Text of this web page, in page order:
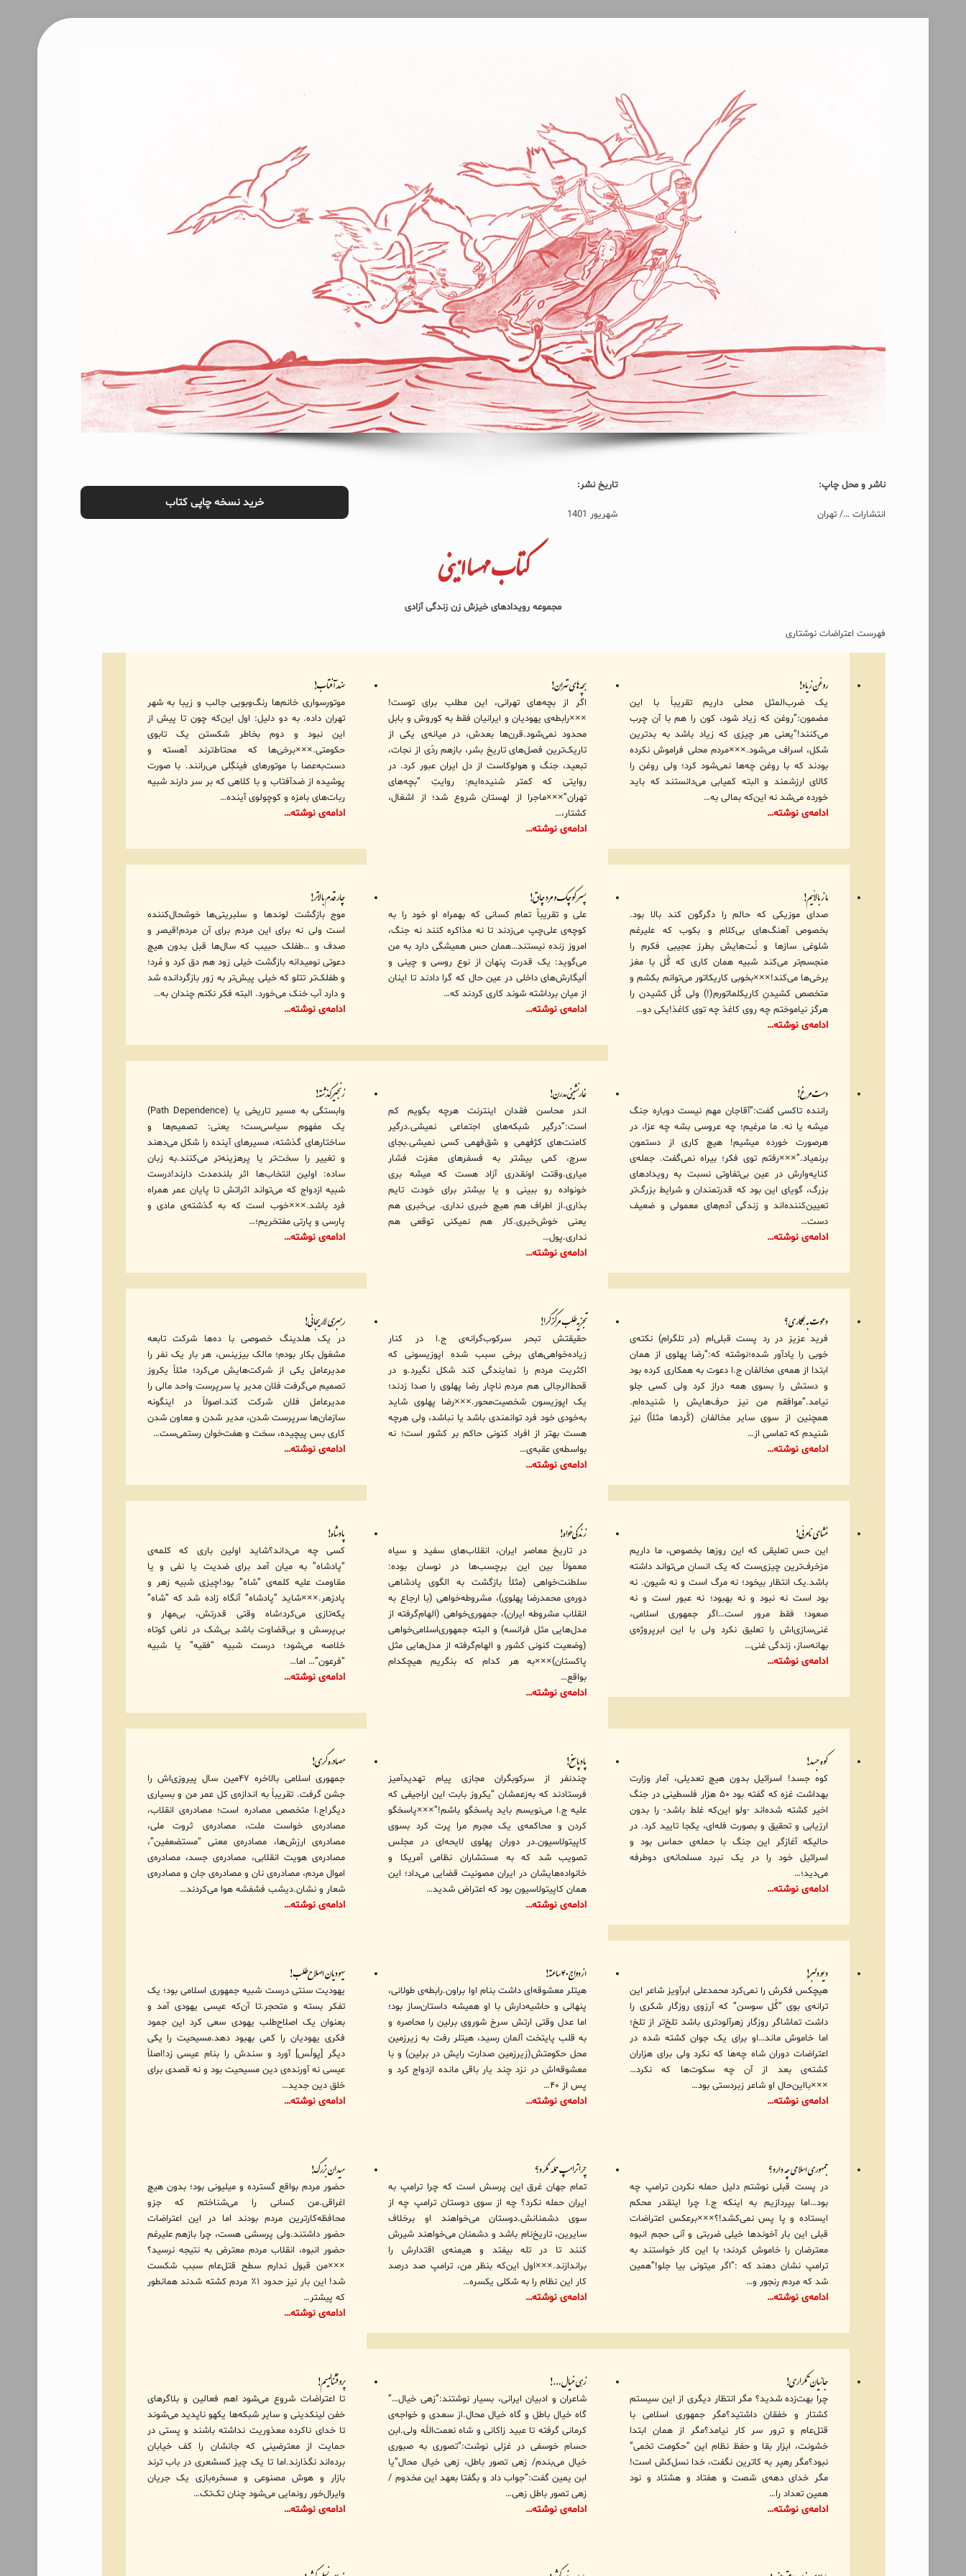
ناشر و محل چاپ:
انتشارات …/ تهران
تاریخ نشر:
شهریور 1401
خرید نسخه چاپی کتاب
کتاب مهسا امینی
مجموعه رویدادهای خیزش زن زندگی آزادی
فهرست اعتراضات نوشتاری
روغنِ زیاد!
یک ضرب‌المثل محلی داریم تقریباً با این
مضمون:”روغن که زیاد شود، کون را هم با آن چرب
می‌کنند!”یعنی هر چیزی که زیاد باشد به بدترین
شکل، اسراف می‌شود.×××مردم محلی فراموش نکرده
بودند که با روغن چه‌ها نمی‌شود کرد؛ ولی روغن را
کالای ارزشمند و البته کمیابی می‌دانستند که باید
خورده می‌شد نه این‌که بمالی به…
ادامه‌ی نوشته…
بچه‌های تهران!
اگر از بچه‌های تهرانی، این مطلب برای توست!
×××رابطه‌ی یهودیان و ایرانیان فقط به کوروش و بابل
محدود نمی‌شود.قرن‌ها بعدش، در میانه‌ی یکی از
تاریک‌ترین فصل‌های تاریخ بشر، بازهم ردّی از نجات،
تبعید، جنگ و هولوکاست از دل ایران عبور کرد. در
روایتی که کمتر شنیده‌ایم: روایتِ “بچه‌های
تهران”×××ماجرا از لهستان شروع شد؛ از اشغال،
کشتار،…
ادامه‌ی نوشته…
ضدِ آفتاب!
موتورسواری خانم‌ها رنگ‌وبویی جالب و زیبا به شهر
تهران داده. به دو دلیل: اول این‌که چون تا پیش از
این نبود و دوم بخاطر شکستن یک تابوی
حکومتی.×××برخی‌ها که محتاط‌ترند آهسته و
دست‌به‌عصا با موتورهای فینگِلی می‌رانند. با صورت
پوشیده از ضدآفتاب و با کلاهی که بر سر دارند شبیه
ربات‌های بامزه و کوچولوی آینده…
ادامه‌ی نوشته…
ما ز بالائیم!
صدای موزیکی که حالم را دگرگون کند بالا بود.
بخصوص آهنگ‌های بی‌کلام و بکوب که علیرغم
شلوغی سازها و نُت‌هایش بطرز عجیبی فکرم را
منجسم‌تر می‌کند شبیه همان کاری که گُل با مغز
برخی‌ها می‌کند!×××بخوبی کاریکاتور می‌توانم بکشم و
متخصص کشیدنِ کاریکلماتورم(!) ولی گُل کشیدن را
هرگز نیاموختم چه روی کاغذ چه توی کاغذ!یکی دو…
ادامه‌ی نوشته…
پسر کوچک و مرد چاق!
علی و تقریباً تمام کسانی که بهمراه او خود را به
کوچه‌ی علی‌چپ می‌زدند تا نه مذاکره کنند نه جنگ،
امروز زنده نیستند…همان حس همیشگی دارد به من
می‌گوید: یک قدرت پنهان از نوع روسی و چینی و
اُلیگارش‌های داخلی در عین حال که گرا دادند تا اینان
از میان برداشته شوند کاری کردند که…
ادامه‌ی نوشته…
چار قدم بالاتر!
موج بازگشت لوندها و سلبریتی‌ها خوشحال‌کننده
است ولی نه برای این مردم برای آن مردم!قیصر و
صدف و …طفلک حبیب که سال‌ها قبل بدون هیچ
دعوتی نومیدانه بازگشت خیلی زود هم دق کرد و مُرد؛
و طفلک‌تر تتلو که خیلی پیش‌تر به زور بازگردانده شد
و دارد آب خنک می‌خورد. البته فکر نکنم چندان به…
ادامه‌ی نوشته…
دستِ مرغ!
راننده تاکسی گفت:”آقاجان مهم نیست دوباره جنگ
میشه یا نه. ما مرغیم؛ چه عروسی بشه چه عزا، در
هرصورت خورده میشیم! هیچ کاری از دستمون
برنمیاد.”×××رفتم توی فکر؛ بیراه نمی‌گفت. جمله‌ی
کنایه‌وارش در عین بی‌تفاوتی نسبت به رویدادهای
بزرگ، گویای این بود که قدرتمندان و شرایط بزرگ‌تر
تعیین‌کننده‌اند و زندگی آدم‌های معمولی و ضعیف
دست…
ادامه‌ی نوشته…
غارنشینی مدرن!
اندر محاسن فقدان اینترنت هرچه بگویم کم
است:“درگیر شبکه‌های اجتماعی نمیشی.درگیر
کامنت‌های کژفهمی و شق‌فهمی کسی نمیشی.بجای
سرچ، کمی بیشتر به فسفرهای مغزت فشار
میاری.وقتت اونقدری آزاد هست که میشه بری
خونواده رو ببینی و یا بیشتر برای خودت تایم
بذاری.از اطراف هم هیچ خبری نداری. بی‌خبری هم
یعنی خوش‌خبری.کار هم نمیکنی توقعی هم
نداری.پول…
ادامه‌ی نوشته…
زنجیر گذشته!
وابستگی به مسیر تاریخی یا (Path Dependence)
یک مفهوم سیاسی‌ست؛ یعنی: تصمیم‌ها و
ساختارهای گذشته، مسیرهای آینده را شکل می‌دهند
و تغییر را سخت‌تر یا پرهزینه‌تر می‌کنند‍.به زبان
ساده: اولین انتخاب‌ها اثر بلندمدت دارند!درست
شبیه ازدواج که می‌تواند اثراتش تا پایان عمر همراه
فرد باشد.×××خوب است که به گذشته‌ی مادی و
پارسی و پارتی مفتخریم؛…
ادامه‌ی نوشته…
دعوت به همکاری؟
فرید عزیز در رد پست قبلی‌ام (در تلگرام) نکته‌ی
خوبی را یادآور شده؛نوشته که:”رضا پهلوی از همان
ابتدا از همه‌ی مخالفان ج.ا دعوت به همکاری کرده بود
و دستش را بسوی همه دراز کرد ولی کسی جلو
نیامد.”موافقم من نیز حرف‌هایش را شنیده‌ام.
همچنین از سوی سایر مخالفان (کُردها مثلاً) نیز
شنیدم که تماسی از…
ادامه‌ی نوشته…
تجزیه‌طلب مرکزگرا!
حقیقتش تبحر سرکوب‌گرانه‌ی ج.ا در کنار
زیاده‌خواهی‌های برخی سبب شده اپوزیسونی که
اکثریت مردم را نمایندگی کند شکل نگیرد.و در
قحط‌الرجالی هم مردم ناچار رضا پهلوی را صدا زدند؛
یک اپوزیسون شخصیت‌محور.×××رضا پهلوی شاید
به‌خودی خود فرد توانمندی باشد یا نباشد، ولی هرچه
هست بهتر از افراد کنونی حاکم بر کشور است؛ نه
بواسطه‌ی عقبه‌ی…
ادامه‌ی نوشته…
رهبری لاریجانی!
در یک هلدینگ خصوصی با ده‌ها شرکت تابعه
مشغول بکار بودم؛ مالک بیزینس، هر بار یک نفر را
مدیرعامل یکی از شرکت‌هایش می‌کرد؛ مثلاً یکروز
تصمیم می‌گرفت فلان مدیر یا سرپرست واحد مالی را
مدیرعامل فلان شرکت کند.اصولاً در اینگونه
سازمان‌ها سرپرست شدن، مدیر شدن و معاون شدن
کاری بس پیچیده، سخت و هفت‌خوان رستمی‌ست…
ادامه‌ی نوشته…
غشای نامرئی!
این حس تعلیقی که این روزها بخصوص، ما داریم
مزخرف‌ترین چیزی‌ست که یک انسان می‌تواند داشته
باشد.یک انتظار بیخود؛ نه مرگ است و نه شیون. نه
بود است نه نبود و نه بهبود؛ نه عبور است و نه
صعود؛ فقط مرور است…اگر جمهوری اسلامی،
غنی‌سازی‌اش را تعلیق نکرد ولی با این ابرپروژه‌ی
بهانه‌ساز، زندگی غنی…
ادامه‌ی نوشته…
زندگی‌خواه!
در تاریخ معاصر ایران، انقلاب‌های سفید و سیاه
معمولاً بین این برچسب‌ها در نوسان بوده:
سلطنت‌خواهی (مثلاً بازگشت به الگوی پادشاهی
دوره‌ی محمدرضا پهلوی)، مشروطه‌خواهی (با ارجاع به
انقلاب مشروطه ایران)، جمهوری‌خواهی (الهام‌گرفته از
مدل‌هایی مثل فرانسه) و البته جمهوری‌اسلامی‌خواهی
(وضعیت کنونی کشور و الهام‌گرفته از مدل‌هایی مثل
پاکستان)×××به هر کدام که بنگریم هیچکدام
بواقع…
ادامه‌ی نوشته…
پادشاه!
کسی چه می‌داند؟شاید اولین باری که کلمه‌ی
“پادشاه” به میان آمد برای ضدیت یا نفی و یا
مقاومت علیه کلمه‌ی “شاه” بود!چیزی شبیه زهر و
پادزهر.×××شاید “پادشاه” آنگاه زاده شد که “شاه”
یکه‌تازی می‌کرد؛شاه وقتی قدرتش، بی‌مهار و
بی‌پرسش و بی‌قضاوت باشد بی‌شک در نامی کوتاه
خلاصه می‌شود؛ درست شبیه “فقیه” یا شبیه
“فرعون”… اما…
ادامه‌ی نوشته…
کوه جسد!
کوه جسد! اسرائیل بدون هیچ تعدیلی، آمار وزارت
بهداشت غزه که گفته بود ۵۰ هزار فلسطینی در جنگ
اخیر کشته شده‌اند -ولو این‌که غلط باشد- را بدون
ارزیابی و تحقیق و بصورت فله‌ای، یکجا تایید کرد. در
حالیکه آغازگر این جنگ با حمله‌ی حماس بود و
اسرائیل خود را در یک نبرد مسلحانه‌ی دوطرفه
می‌دید؛…
ادامه‌ی نوشته…
پادپاسخ!
چندنفر از سرکوبگران مجازی پیام تهدیدآمیز
فرستادند که به‌زعمشان “یکروز بابت این اراجیفی که
علیه ج.ا می‌نویسم باید پاسخگو باشم!”×××پاسخگو
کردن و محاکمه‌ی یک مجرم مرا پرت کرد بسوی
کاپیتولاسیون.در دوران پهلوی لایحه‌ای در مجلس
تصویب شد که به مستشاران نظامی آمریکا و
خانواده‌هایشان در ایران مصونیت قضایی می‌داد؛ این
همان کاپیتولاسیون بود که اعتراض شدید…
ادامه‌ی نوشته…
مصادره‌گری!
جمهوری اسلامی بالاخره ۴۷مین سال پیروزی‌اش را
جشن گرفت. تقریباً به اندازه‌ی کل عمر من و بسیاری
دیگر!ج.ا متخصص مصادره است؛ مصادره‌ی انقلاب،
مصادره‌ی خواست ملت، مصادره‌ی ثروت ملی،
مصادره‌ی ارزش‌ها، مصادره‌ی معنی “مستضعفین”،
مصادره‌ی هویت انقلابی، مصادره‌ی جسد، مصادره‌ی
اموال مردم، مصادره‌ی نان و مصادره‌ی جان و مصادره‌ی
شعار و نشان.دیشب فشفشه هوا می‌کردند…
ادامه‌ی نوشته…
دیوِ دلبر!
هیچکس فکرش را نمی‌کرد محمدعلی ابرآویز شاعر این
ترانه‌ی بوی “گُل سوسن” که آرزوی روزگار شکری را
داشت تماشاگر روزگار زهرآلودتری باشد تلخ‌تر از تلخ؛
اما خاموش ماند…او برای یک جوان کشته شده در
اعتراضات دوران شاه چه‌ها که نکرد ولی برای هزاران
کشته‌ی بعد از آن چه سکوت‌ها که نکرد…
×××بااین‌حال او شاعر زبردستی بود…
ادامه‌ی نوشته…
ازدواج ۴۰ ساعته!
هیتلر معشوقه‌ای داشت بنام اوا براون.رابطه‌ی طولانی،
پنهانی و حاشیه‌دارش با او همیشه داستان‌ساز بود؛
اما عدل وقتی ارتش سرخ شوروی برلین را محاصره و
به قلب پایتخت آلمان رسید، هیتلر رفت به زیرزمین
محل حکومتش(زیرزمین صدارت رایش در برلین) و با
معشوقه‌اش در نزد چند یار باقی مانده ازدواج کرد و
پس از ۴۰…
ادامه‌ی نوشته…
یهودیان اصلاح‌طلب!
یهودیت سنتی درست شبیه جمهوری اسلامی بود؛ یک
تفکر بسته و متحجر.تا آن‌که عیسی یهودی آمد و
بعنوان یک اصلاح‌طلب یهودی سعی کرد این جمود
فکری یهودیان را کمی بهبود دهد.مسیحیت را یکی
دیگر [پولُس] آورد و سندش را بنام عیسی زد!اصلاً
عیسی نه آورنده‌ی دین مسیحیت بود و نه قصدی برای
خلق دین جدید…
ادامه‌ی نوشته…
جمهوری اسلامی چه دارد؟
در پست قبلی نوشتم دلیل حمله نکردن ترامپ چه
بود…اما بپردازیم به اینکه ج.ا چرا اینقدر محکم
ایستاده و پا پس نمی‌کشد!؟×××برعکس اعتراضات
قبلی این بار آخوندها خیلی ضربتی و آنی حجم انبوه
معترضان را خاموش کردند؛ با این کار خواستند به
ترامپ نشان دهند که :”اگر میتونی بیا جلو!”همین
شد که مردم رنجور و…
ادامه‌ی نوشته…
چرا ترامپ حمله نکرد؟
تمام جهان غرق این پرسش است که چرا ترامپ به
ایران حمله نکرد؟ چه از سوی دوستان ترامپ چه از
سوی دشمنانش.دوستان می‌خواهند او برخلاف
سایرین، تاریخ‌نام باشد و دشمنان می‌خواهند شیرش
کنند تا در تله بیفتد و هیمنه‌ی اقتدارش را
براندازند.×××اول این‌که بنظر من، ترامپ صد درصد
کار این نظام را به شکلی یکسره…
ادامه‌ی نوشته…
میدان بزرگ!
حضور مردم بواقع گسترده و میلیونی بود؛ بدون هیچ
اغراقی.من کسانی را می‌شناختم که جزو
محافظه‌کارترین مردم بودند اما در این اعتراضات
حضور داشتند.ولی پرسشی هست، چرا بازهم علیرغم
حضور انبوه، انقلاب مردم معترض به نتیجه نرسید؟
×××من قبول ندارم سطح قتل‌عام سبب شکست
شد! این بار نیز حدود ۱٪ مردم کشته شدند همانطور
که پیشتر…
ادامه‌ی نوشته…
جانیان تکراری!
چرا بهت‌زده شدید؟ مگر انتظار دیگری از این سیستم
کشتار و خفقان داشتید؟مگر جمهوری اسلامی با
قتل‌عام و ترور سر کار نیامد؟مگر از همان ابتدا
خشونت، ابزار بقا و حفظ نظام این “حکومت تخمی”
نبود؟مگر رهپر به کاترین نگفت، خدا نسل‌کش است!
مگر خدای دهه‌ی شصت و هفتاد و هشتاد و نود
همین تعداد را…
ادامه‌ی نوشته…
زهی خیال…!
شاعران و ادبیان ایرانی، بسیار نوشتند:”زهی خیال…”
گاه خیال باطل و گاه خیال محال.از سعدی و خواجه‌ی
کرمانی گرفته تا عبید زاکانی و شاه نعمت‌الله ولی.ابن
حسام خوسفی در غزلی نوشت:“تصوری به صبوری
خیال می‌بندم/ زهی تصور باطل، زهی خیال محال”یا
ابن یمین گفت:“جواب داد و بگفتا بعهد این مخدوم /
زهی تصور باطل زهی…
ادامه‌ی نوشته…
پروفشنالیسم!
تا اعتراضات شروع می‌شود اهم فعالین و بلاگرهای
خفن لینکدینی و سایر شبکه‌ها یکهو ناپدید می‌شوند
تا خدای‌ ناکرده معذوریت نداشته باشند و پستی در
حمایت از معترضینی که جانشان را کف خیابان
برده‌اند نگذارند.اما تا یک چیز کسشعری در باب ترند
بازار و هوش مصنوعی و مسخره‌بازی یک جریان
وایرال‌خور رونمایی می‌شود چنان تک‌تک…
ادامه‌ی نوشته…